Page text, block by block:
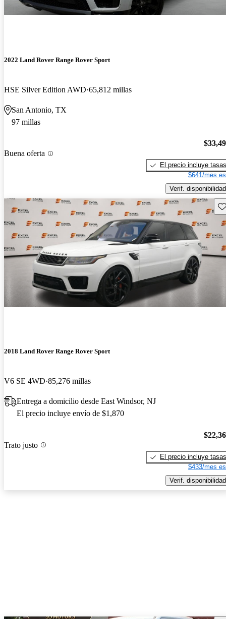
2022 Land Rover Range Rover Sport
HSE Silver Edition AWD 65,812 millas
San Antonio, TX
97 millas
Buena oferta
El precio incluye tasas
$641/mes
Verif. disponibilidad
2018 Land Rover Range Rover Sport
V6 SE 4WD 85,276 millas
Entrega a domicilio desde East Windsor, NJ
El precio incluye envío de $1,870
Trato justo
El precio incluye tasas
$433/mes
Verif. disponibilidad